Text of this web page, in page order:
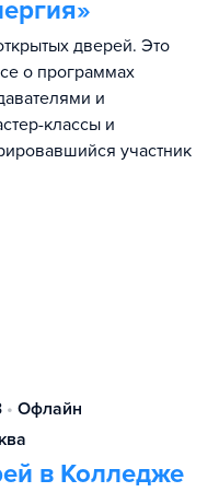
дверей. Это
о программах
и
классы и
участник
• Офлайн
в Колледже